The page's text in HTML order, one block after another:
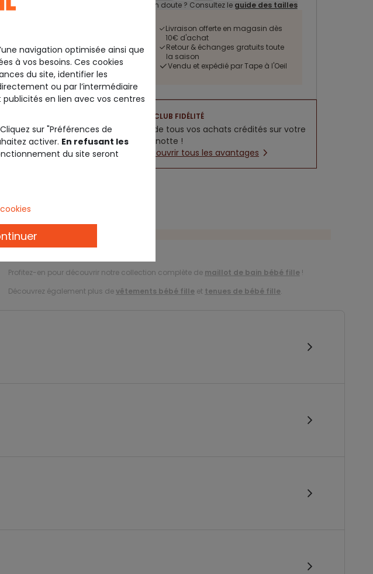
Un doute ? Consultez le guide des tailles
Livraison offerte en magasin dès
10€ d'achat
Retour & échanges gratuits toute
la saison
Vendu et expédié par Tape à l'Oeil
CLUB FIDÉLITÉ
5% de tous vos achats crédités sur votre
cagnotte !
Découvrir tous les avantages
Profitez-en pour découvrir notre collection complète de maillot de bain bébé fille !
Découvrez également plus devêtements bébé fille et tenues de bébé fille.
navigation optimisée ainsi que
à vos besoins. Ces cookies
du site, identifier les
ou par l’intermédiaire
en lien avec vos centres
Cliquez sur "Préférences de
activer. En refusant les
du site seront